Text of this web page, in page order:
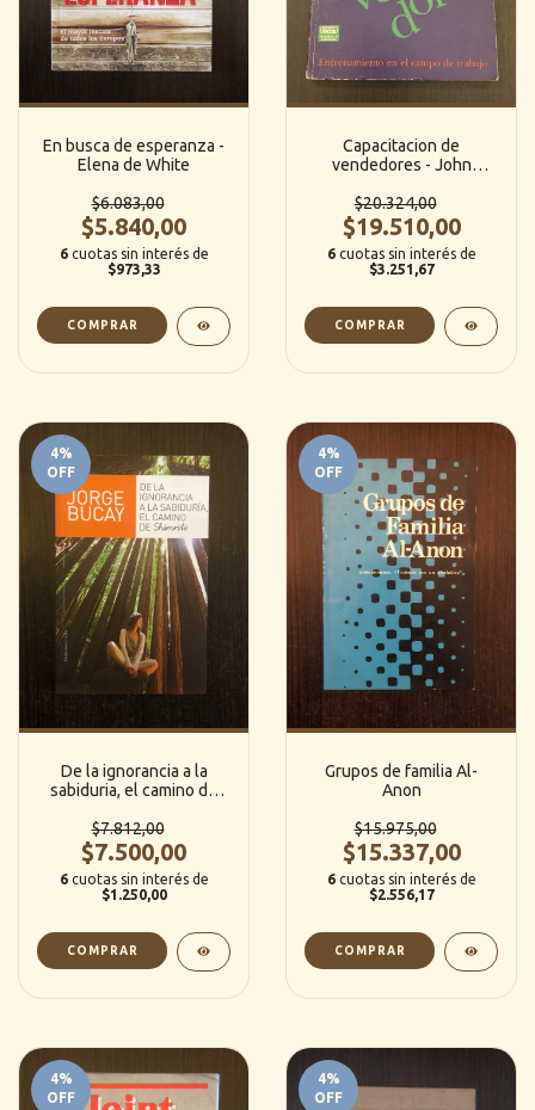
En busca de esperanza -
Elena de White
$6.083,00
$5.840,00
6 cuotas sin interés de
$973,33
Capacitacion de
vendedores - John
$20.324,00
$19.510,00
6 cuotas sin interés de
$3.251,67
4%
OFF
De la ignorancia a la
sabiduria, el camino de
$7.812,00
$7.500,00
6 cuotas sin interés de
$1.250,00
4%
OFF
Grupos de familia Al-
Anon
$15.975,00
$15.337,00
6 cuotas sin interés de
$2.556,17
4%
OFF
4%
OFF